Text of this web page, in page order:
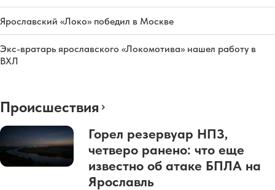
Ярославский «Локо» победил в Москве
Экс-вратарь ярославского «Локомотива» нашел работу в
ВХЛ
Происшествия
Горел резервуар НПЗ,
четверо ранено: что еще
известно об атаке БПЛА на
Ярославль